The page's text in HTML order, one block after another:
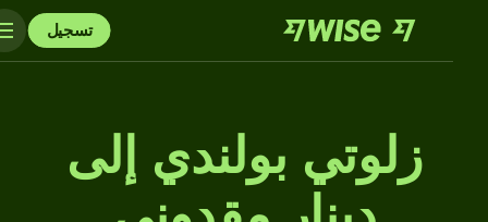
تسجيل
زلوتي بولندي إلى